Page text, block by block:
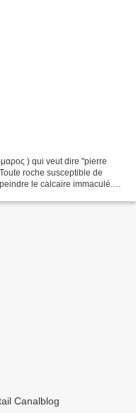
) qui veut dire "pierre
roche susceptible de
le calcaire immaculé.
Canalblog